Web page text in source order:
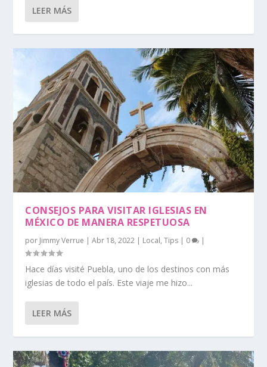
LEER MÁS
CONSEJOS PARA VISITAR IGLESIAS EN
MÉXICO DE MANERA RESPETUOSA
por Jimmy Verrue |Abr 18, 2022 | Local,Tips | 0 |
Hace días visité Puebla, uno de los destinos con más
iglesias de todo el país. Este viaje me hizo...
LEER MÁS